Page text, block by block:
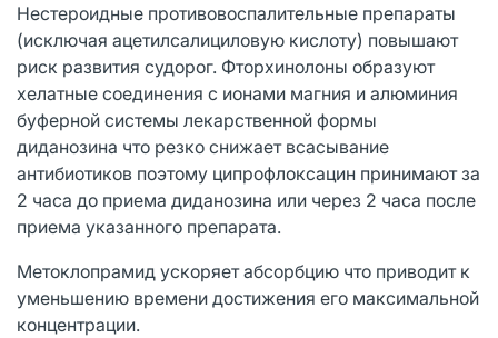
Нестероидные противовоспалительные препараты
(исключая ацетилсалициловую кислоту) повышают
риск развития судорог. Фторхинолоны образуют
хелатные соединения с ионами магния и алюминия
буферной системы лекарственной формы
диданозина что резко снижает всасывание
антибиотиков поэтому ципрофлоксацин принимают за
2 часа до приема диданозина или через 2 часа после
приема указанного препарата.
Метоклопрамид ускоряет абсорбцию что приводит к
уменьшению времени достижения его максимальной
концентрации.